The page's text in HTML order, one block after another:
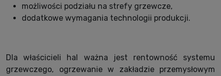
możliwości podziału na strefy grzewcze,
dodatkowe wymagania technologii produkcji.
Dla właścicieli hal ważna jest rentowność systemu
grzewczego, ogrzewanie w zakładzie przemysłowym